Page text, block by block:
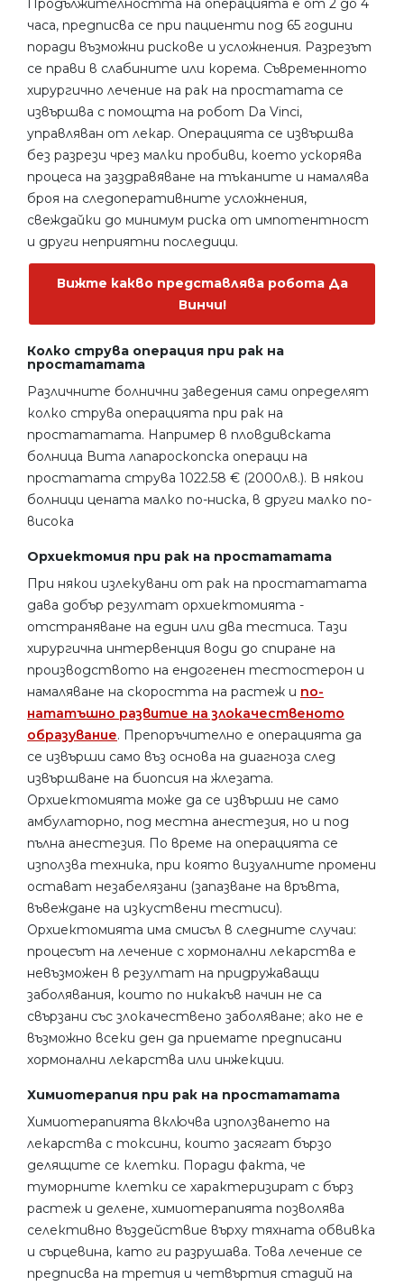
Продължителността на операцията е от 2 до 4
часа, предписва се при пациенти под 65 години
поради възможни рискове и усложнения. Разрезът
се прави в слабините или корема. Съвременното
хирургично лечение на рак на простатата се
извършва с помощта на робот Da Vinci,
управляван от лекар. Операцията се извършва
без разрези чрез малки пробиви, което ускорява
процеса на заздравяване на тъканите и намалява
броя на следоперативните усложнения,
свеждайки до минимум риска от импотентност
и други неприятни последици.
Вижте какво представлява робота Да
Винчи!
Колко струва операция при рак на
простататата
Различните болнични заведения сами определят
колко струва операцията при рак на
простататата. Например в пловдивската
болница Вита лапароскопска операци на
простатата струва 1022.58 € (2000лв.). В някои
болници цената малко по-ниска, в други малко по-
висока
Орхиектомия при рак на простататата
При някои излекувани от рак на простататата
дава добър резултат орхиектомията -
отстраняване на един или два тестиса. Тази
хирургична интервенция води до спиране на
производството на ендогенен тестостерон и
намаляване на скоростта на растеж и по-
нататъшно развитие на злокачественото
образувание. Препоръчително е операцията да
се извърши само въз основа на диагноза след
извършване на биопсия на жлезата.
Орхиектомията може да се извърши не само
амбулаторно, под местна анестезия, но и под
пълна анестезия. По време на операцията се
използва техника, при която визуалните промени
остават незабелязани (запазване на връвта,
въвеждане на изкуствени тестиси).
Орхиектомията има смисъл в следните случаи:
процесът на лечение с хормонални лекарства е
невъзможен в резултат на придружаващи
заболявания, които по никакъв начин не са
свързани със злокачествено заболяване; ако не е
възможно всеки ден да приемате предписани
хормонални лекарства или инжекции.
Химиотерапия при рак на простататата
Химиотерапията включва използването на
лекарства с токсини, които засягат бързо
делящите се клетки. Поради факта, че
туморните клетки се характеризират с бърз
растеж и делене, химиотерапията позволява
селективно въздействие върху тяхната обвивка
и сърцевина, като ги разрушава. Това лечение се
предписва на третия и четвъртия стадий на